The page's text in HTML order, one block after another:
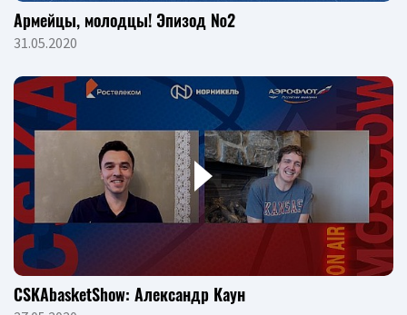
Армейцы, молодцы! Эпизод №2
31.05.2020
CSKAbasketShow: Александр Каун